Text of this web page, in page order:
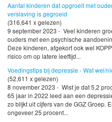
Aantal kinderen dat opgroeit met
verslaving is gegroeid
(316,641 x gelezen)
9 september 2023 - Veel kinderen
ouders met een psychische
Deze kinderen, afgekort ook wel
risico om op latere leeftijd...
Voedingstips bij depressie - Wat wel/
(52,611 x gelezen)
8 november 2023 - Wist je dat 5,2
65 jaar in 2022 leed aan een
zo blijkt uit cijfers van de GGZ Groep.
ongeveer 25 procent...